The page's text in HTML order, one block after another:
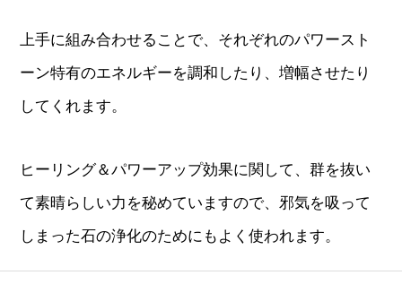
上手に組み合わせることで、それぞれのパワースト
ーン特有のエネルギーを調和したり、増幅させたり
してくれます。
ヒーリング＆パワーアップ効果に関して、群を抜い
て素晴らしい力を秘めていますので、邪気を吸って
しまった石の浄化のためにもよく使われます。